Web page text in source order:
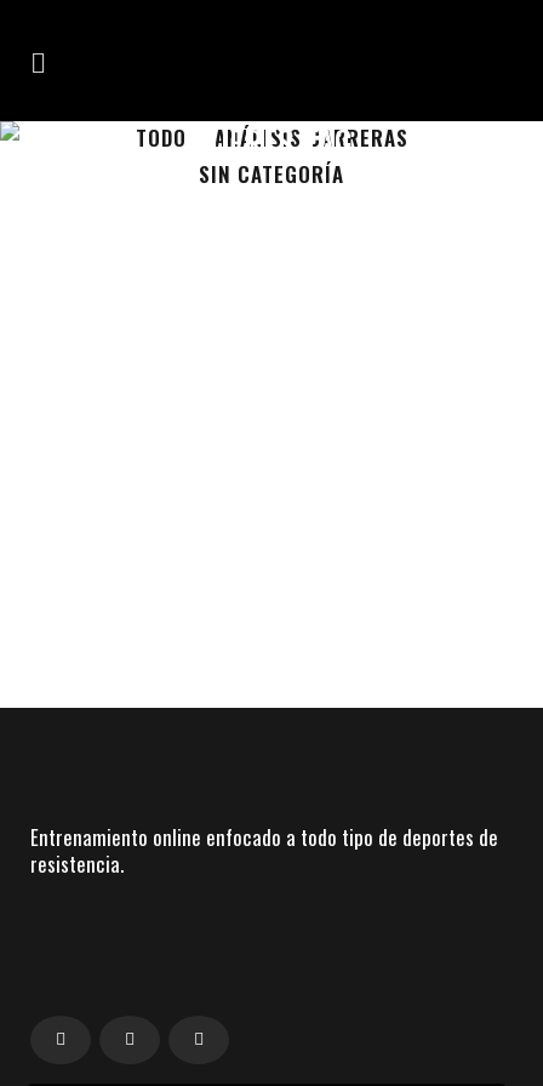
BUERES TAG
TODO
ANÁLISIS CARRERAS
SIN CATEGORÍA
Entrenamiento online enfocado a todo tipo de deportes de
resistencia.